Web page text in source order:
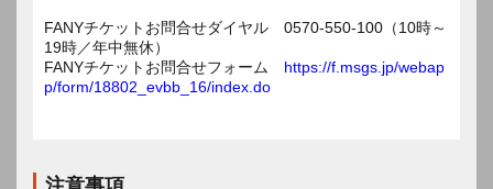
FANYチケットお問合せダイヤル 0570-550-100（10時～
19時／年中無休）
FANYチケットお問合せフォーム https://f.msgs.jp/webap
p/form/18802_evbb_16/index.do